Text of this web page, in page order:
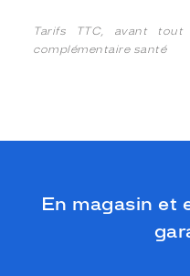
Tarifs TTC, avant tout
complémentaire santé
En magasin et